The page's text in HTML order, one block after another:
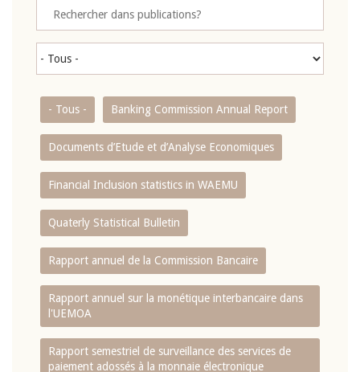
- Tous - Banking Commission Annual Report
Documents d’Etude et d’Analyse Economiques
Financial Inclusion statistics in WAEMU
Quaterly Statistical Bulletin
Rapport annuel de la Commission Bancaire
Rapport annuel sur la monétique interbancaire dans
l'UEMOA
Rapport semestriel de surveillance des services de
paiement adossés à la monnaie électronique